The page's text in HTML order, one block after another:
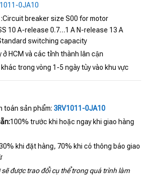
0JA10
:Circuit breaker size S00 for motor
10 A-release 0.7…1 A N-release 13 A
switching capacity
ở HCM và các tỉnh thành lân cận
trong vòng 1-5 ngày tùy vào khu vực
toán sản phẩm: 3RV1011-0JA10
100% trước khi hoặc ngay khi giao hàng
khi đặt hàng, 70% khi có thông báo giao
sẽ được trao đổi cụ thể trong quá trình làm